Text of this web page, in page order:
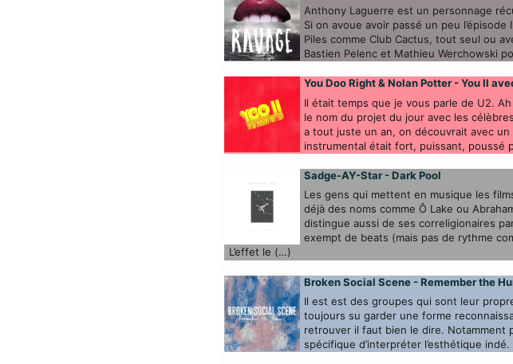
Anthony Laguerre est un personnage
Si on avoue avoir passé un peu
Piles comme Club Cactus, tout seul ou
Bastien Pelenc et Mathieu Werchowski
You Doo Right & Nolan Potter - You II
Il était temps que je vous parle de U2.
le nom du projet du jour avec les
a tout juste un an, on découvrait avec
instrumental était fort, puissant, poussé
Sadge-AY-Star - Dark Pool
Les gens qui mettent en musique les
déjà des noms comme Ô Lake ou
distingue aussi de ses correligionaires
exempt de beats (mais pas de rythme
L’effet le (…)
Broken Social Scene - Remember the
Il est est des groupes qui sont leur
toujours su garder une forme
retrouver il faut bien le dire. Notamment
spécifique d’interpréter l’esthétique